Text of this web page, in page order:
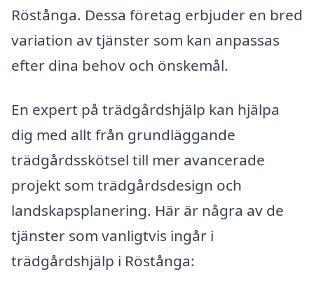
Röstånga. Dessa företag erbjuder en bred
variation av tjänster som kan anpassas
efter dina behov och önskemål.
En expert på trädgårdshjälp kan hjälpa
dig med allt från grundläggande
trädgårdsskötsel till mer avancerade
projekt som trädgårdsdesign och
landskapsplanering. Här är några av de
tjänster som vanligtvis ingår i
trädgårdshjälp i Röstånga: